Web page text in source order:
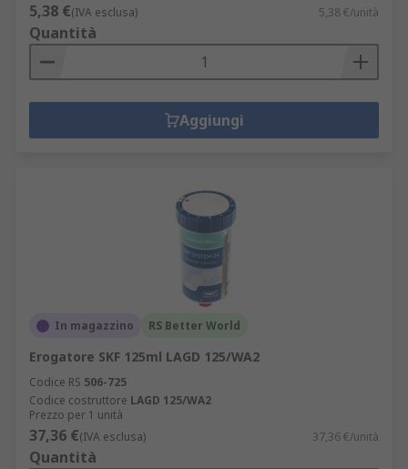
5,38 €(IVA esclusa) 5,38 €/unità
Quantità
Aggiungi
In magazzino RS Better World
Erogatore SKF 125ml LAGD 125/WA2
Codice RS 506-725
Codice costruttore LAGD 125/WA2
Prezzo per 1 unità
37,36 €(IVA esclusa) 37,36 €/unità
Quantità